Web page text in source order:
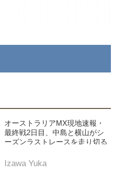
オーストラリアMX現地速報・
最終戦2日目、中島と横山がシ
ーズンラストレースを走り切る
Izawa Yuka